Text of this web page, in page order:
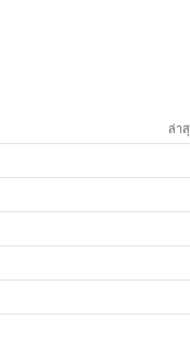
ล่า